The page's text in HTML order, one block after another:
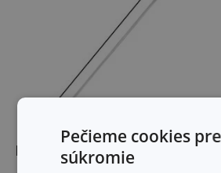
Rozmery
Pečieme cookies
súkromie